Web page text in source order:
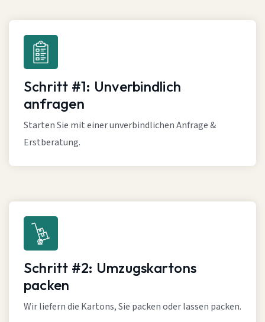
Schritt #1: Unverbindlich
anfragen
Starten Sie mit einer unverbindlichen Anfrage &
Erstberatung.
Schritt #2: Umzugskartons
packen
Wir liefern die Kartons, Sie packen oder lassen packen.